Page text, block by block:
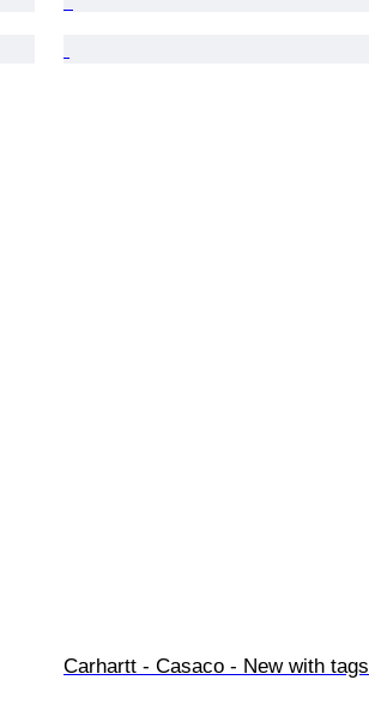
Carhartt - Casaco - New with tags